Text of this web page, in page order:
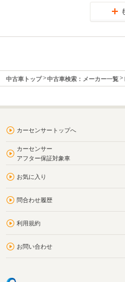
中古車トップ 中古車検索：メーカー一覧
カーセンサートップへ
カーセンサー
アフター保証対象車
お気に入り
問合わせ履歴
利用規約
お問い合わせ